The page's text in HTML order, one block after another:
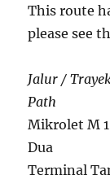
This route
please see
Jalur /
Path
Mikrolet M
Dua
Terminal